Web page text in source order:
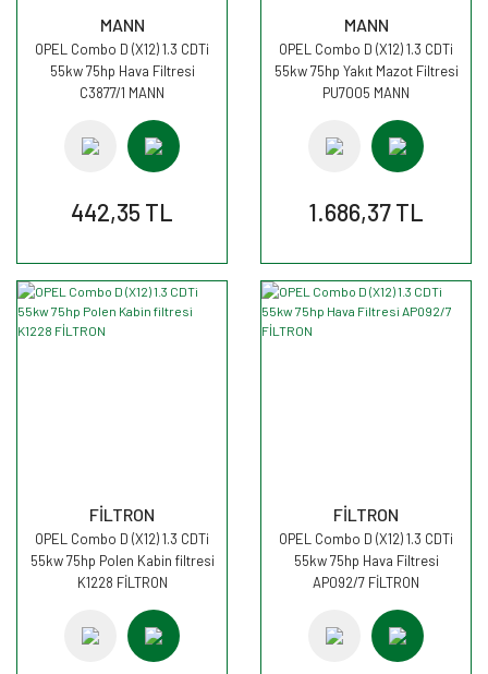
MANN
OPEL Combo D (X12) 1.3 CDTi
55kw 75hp Hava Filtresi
C3877/1 MANN
442,35 TL
MANN
OPEL Combo D (X12) 1.3 CDTi
55kw 75hp Yakıt Mazot Filtresi
PU7005 MANN
1.686,37 TL
FİLTRON
OPEL Combo D (X12) 1.3 CDTi
55kw 75hp Polen Kabin filtresi
K1228 FİLTRON
FİLTRON
OPEL Combo D (X12) 1.3 CDTi
55kw 75hp Hava Filtresi
AP092/7 FİLTRON